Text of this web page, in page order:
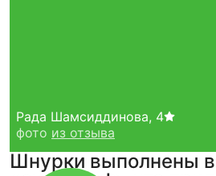
Рада Шамсиддинова, 4
фото из отзыва
Шнурки выполнены в